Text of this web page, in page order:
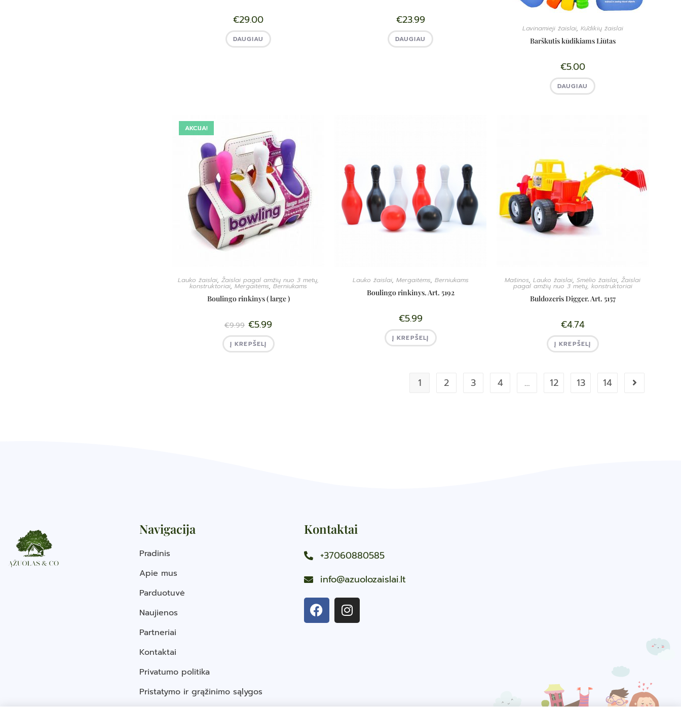
€29.00
DAUGIAU
€23.99
DAUGIAU
Lavinamieji žaislai, Kūdikių žaislai
Barškutis kūdikiams Liūtas
€5.00
DAUGIAU
AKCIJA!
Lauko žaislai, Žaislai pagal amžių nuo 3 metų,
konstruktoriai, Mergaitėms, Berniukams
Boulingo rinkinys ( large )
€9.99 €5.99
Į KREPŠELĮ
Lauko žaislai, Mergaitėms, Berniukams
Boulingo rinkinys. Art. 5192
€5.99
Į KREPŠELĮ
Mašinos, Lauko žaislai, Smėlio žaislai, Žaislai
pagal amžių nuo 3 metų, konstruktoriai
Buldozeris Digger. Art. 5157
€4.74
Į KREPŠELĮ
1 2 3 4 … 12 13 14
Navigacija
Pradinis
Apie mus
Parduotuvė
Naujienos
Partneriai
Kontaktai
Privatumo politika
Pristatymo ir grąžinimo sąlygos
Kontaktai
+37060880585
info@azuolozaislai.lt